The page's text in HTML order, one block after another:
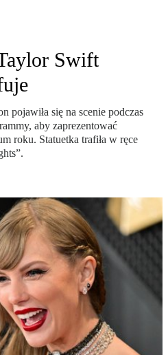
Swift
pojawiła się na scenie podczas
aby zaprezentować
roku. Statuetka trafiła w ręce